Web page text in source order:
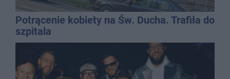
Potrącenie kobiety na Św. Ducha. Trafiła do
szpitala